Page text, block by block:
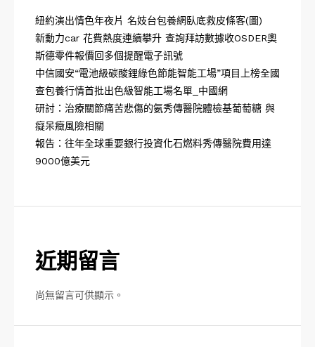
紐約演出情色年夜片 名妓台包養網臥底救皮條客(圖)
新動力car 花費熱度連續攀升 查詢拜訪數據收OSDER奧
斯德零件報價回多個提醒電子訊號
中信國安“電池級碳酸鋰綠色節能智能工場”項目上榜全國
查包養行情首批出色級智能工場名單_中國網
研討：治療關節痛苦悲傷的氨秀傳醫院體檢基葡萄糖 與
癡呆癥風險相關
報告：往年全球重要銀行投資化石燃料秀傳醫院費用達
9000億美元
近期留言
尚無留言可供顯示。